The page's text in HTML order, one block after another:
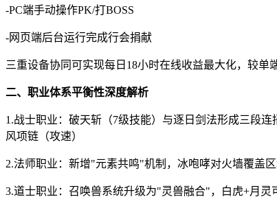
-PC端手动操作PK/打BOSS
-网页端后台运行完成行会捐献
三重设备协同可实现每日18小时在线收益最大化，较单
二、职业体系平衡性深度解析
1.战士职业：破天斩（7级技能）与逐日剑法形成三段
风项链（攻速）
2.法师职业：新增"元素共鸣"机制，冰咆哮对火墙覆盖
3.道士职业：召唤兽系统升级为"灵兽融合"，白虎+月